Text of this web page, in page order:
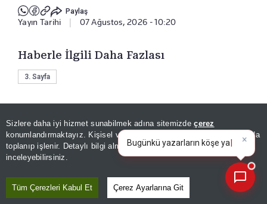
Sizlere daha iyi hizmet sunabilmek adına sitemizdeçerez
konumlandırmaktayız. Kişisel verileriniz, KVKK ve GDPR kapsamında
toplanıp işlenir. Detaylı bilgi almak içinAydınlatma Metnimizi
inceleyebilirsiniz.
Tüm Çerezleri Kabul Et Çerez Ayarlarına Git
Paylaş
Yayın Tarihi | 07 Ağustos, 2026 - 10:20
Haberle İlgili Daha Fazlası
3. Sayfa
Bizi Takip Edin ×
Bugünkü yazarların köşe
yazılarını özetleyin!